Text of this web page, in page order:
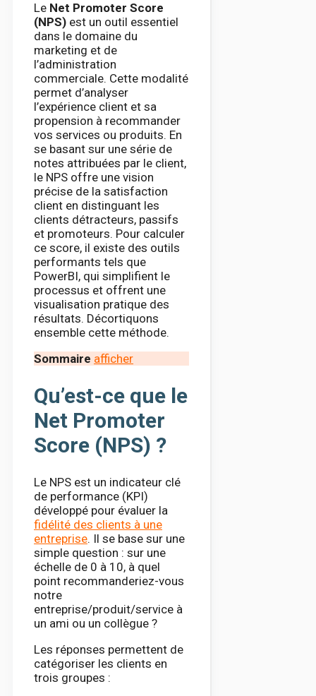
Le Net Promoter Score
(NPS) est un outil essentiel
dans le domaine du
marketing et de
l’administration
commerciale. Cette modalité
permet d’analyser
l’expérience client et sa
propension à recommander
vos services ou produits. En
se basant sur une série de
notes attribuées par le client,
le NPS offre une vision
précise de la satisfaction
client en distinguant les
clients détracteurs, passifs
et promoteurs. Pour calculer
ce score, il existe des outils
performants tels que
PowerBI, qui simplifient le
processus et offrent une
visualisation pratique des
résultats. Décortiquons
ensemble cette méthode.
Sommaire afficher
Qu’est-ce que le
Net Promoter
Score (NPS) ?
Le NPS est un indicateur clé
de performance (KPI)
développé pour évaluer la
fidélité des clients à une
entreprise. Il se base sur une
simple question : sur une
échelle de 0 à 10, à quel
point recommanderiez-vous
notre
entreprise/produit/service à
un ami ou un collègue ?
Les réponses permettent de
catégoriser les clients en
trois groupes :